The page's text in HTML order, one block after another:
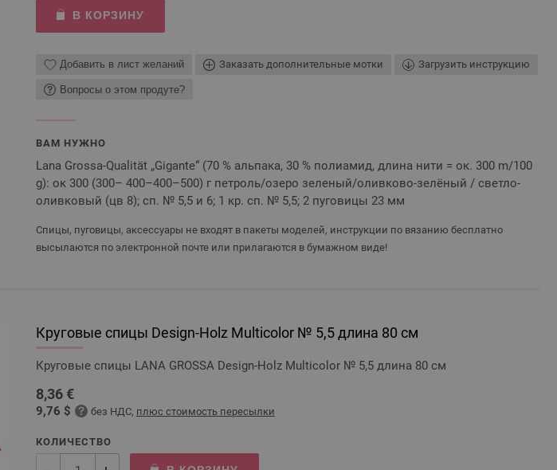
В КОРЗИНУ
Добавить в лист желаний Заказать дополнительные мотки Загрузить инструкцию
Вопросы о этом продуте?
ВАМ НУЖНО
Lana Grossa-Qualität „Gigante“ (70 % альпака, 30 % полиамид, длина нити = ок. 300 m/100
g): ок 300 (300– 400–400–500) г петроль/озеро зеленый/оливково-зелёный / светло-
оливковый (цв 8); сп. № 5,5 и 6; 1 кр. сп. № 5,5; 2 пуговицы 23 мм
Спицы, пуговицы, аксессуары не входят в пакеты моделей, инструкции по вязанию бесплатно
высылаются по электронной почте или прилагаются в бумажном виде!
Круговые спицы Design-Holz Multicolor № 5,5 длина 80 см
Круговые спицы LANA GROSSA Design-Holz Multicolor № 5,5 длина 80 см
8,36 €
9,76 $ без НДС, плюс стоимость пересылки
КОЛИЧЕСТВО